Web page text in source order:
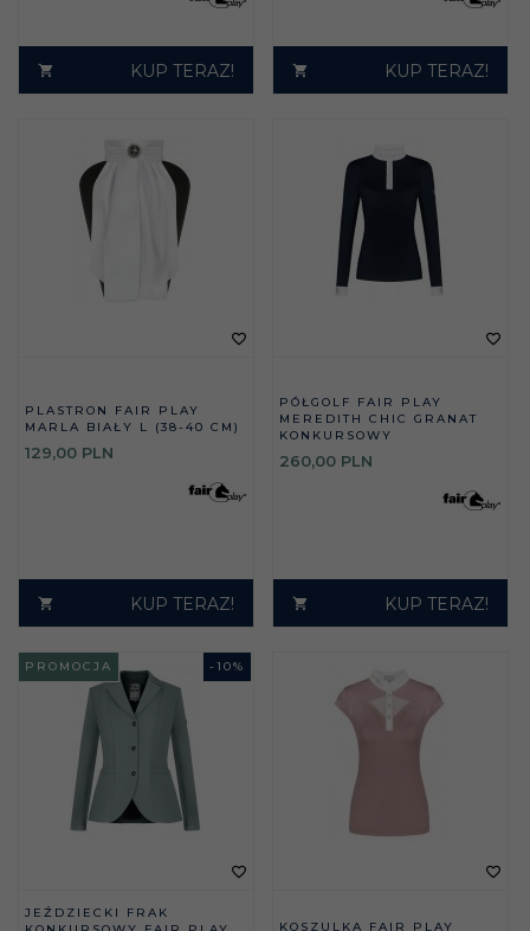
KUP TERAZ! KUP TERAZ!
PLASTRON FAIR PLAY
MARLA BIAŁY L (38-40 CM)
129,00 PLN
KUP TERAZ!
PÓŁGOLF FAIR PLAY
MEREDITH CHIC GRANAT
KONKURSOWY
260,00 PLN
KUP TERAZ!
- 10%
PROMOCJA
JEŹDZIECKI FRAK
KOSZULKA FAIR PLAY